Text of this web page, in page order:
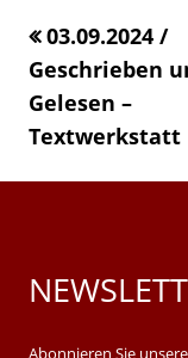
window
03.09.2024 /
Geschrieben
Gelesen –
Textwerkstatt
Main
Sidebar
Abonnieren Sie